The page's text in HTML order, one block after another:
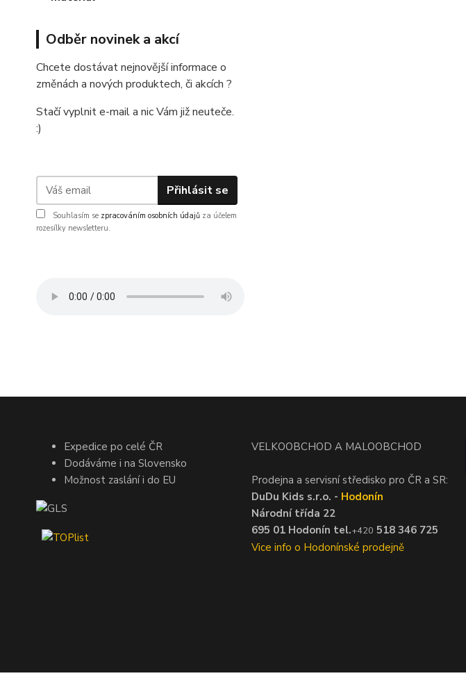
Odběr novinek a akcí
Chcete dostávat nejnovější informace o
změnách a nových produktech, či akcích ?
Stačí vyplnit e-mail a nic Vám již neuteče.
:)
Přihlásit se
Souhlasím se zpracováním osobních údajů za účelem
rozesílky newsletteru.
Expedice po celé ČR
Dodáváme i na Slovensko
Možnost zaslání i do EU
VELKOOBCHOD A MALOOBCHOD
Prodejna a servisní středisko pro ČR a SR:
DuDu Kids s.r.o. - Hodonín
Národní třída 22
695 01 Hodonín tel.+420 518 346 725
Vice info o Hodonínské prodejně